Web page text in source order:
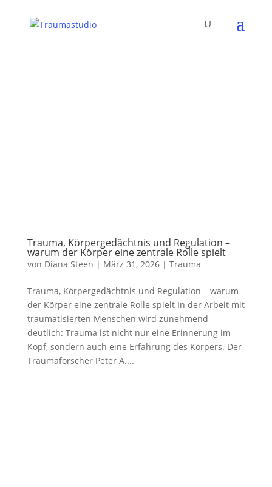
Trauma, Körpergedächtnis und Regulation –
warum der Körper eine zentrale Rolle spielt
von Diana Steen | März 31, 2026| Trauma
Trauma, Körpergedächtnis und Regulation – warum
der Körper eine zentrale Rolle spielt In der Arbeit mit
traumatisierten Menschen wird zunehmend
deutlich: Trauma ist nicht nur eine Erinnerung im
Kopf, sondern auch eine Erfahrung des Körpers. Der
Traumaforscher Peter A....